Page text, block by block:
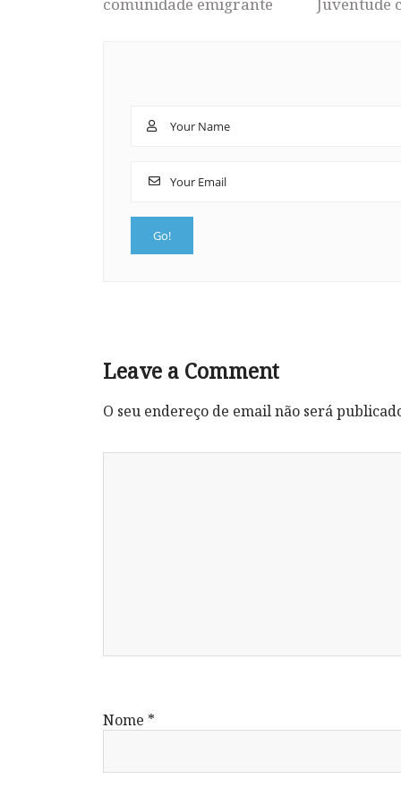
comunidade emigrante Juventude
Leave a Comment
O seu endereço de email não será
Nome *